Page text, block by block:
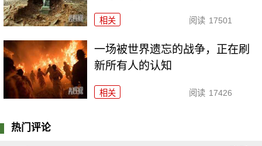
相关 阅读 17501
一场被世界遗忘的战争，正在刷
新所有人的认知
相关 阅读 17426
热门评论